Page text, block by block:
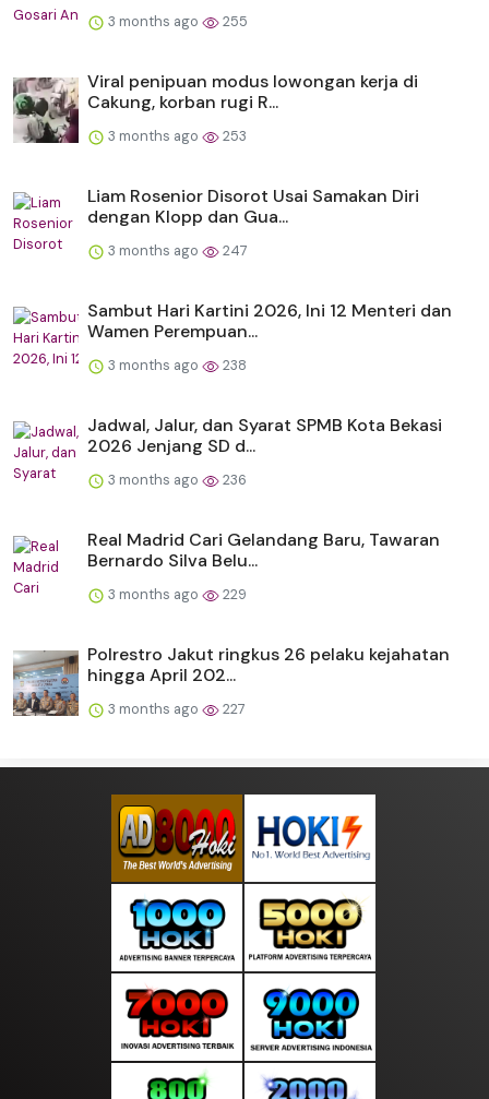
3 months ago 255
Viral penipuan modus lowongan kerja di
Cakung, korban rugi R...
3 months ago 253
Liam Rosenior Disorot Usai Samakan Diri
dengan Klopp dan Gua...
3 months ago 247
Sambut Hari Kartini 2026, Ini 12 Menteri dan
Wamen Perempuan...
3 months ago 238
Jadwal, Jalur, dan Syarat SPMB Kota Bekasi
2026 Jenjang SD d...
3 months ago 236
Real Madrid Cari Gelandang Baru, Tawaran
Bernardo Silva Belu...
3 months ago 229
Polrestro Jakut ringkus 26 pelaku kejahatan
hingga April 202...
3 months ago 227